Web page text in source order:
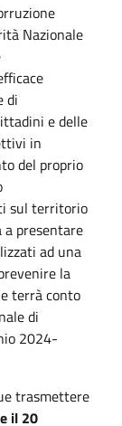
Nazionale
di
e delle
in
del proprio
sul territorio
presentare
ad una
la
terrà conto
di
2024-
trasmettere
il 20